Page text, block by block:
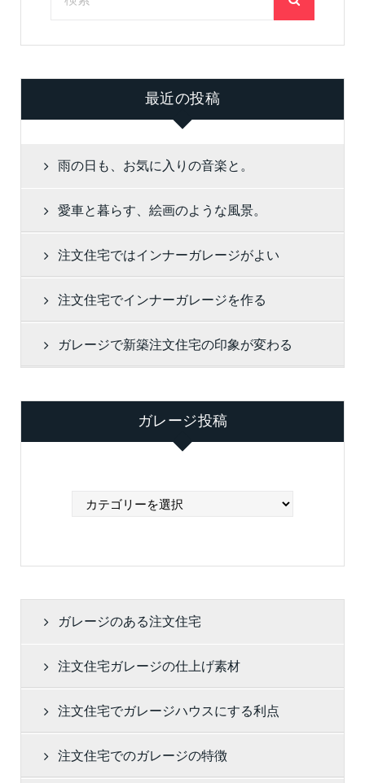
最近の投稿
雨の日も、お気に入りの音楽と。
愛車と暮らす、絵画のような風景。
注文住宅ではインナーガレージがよい
注文住宅でインナーガレージを作る
ガレージで新築注文住宅の印象が変わる
ガレージ投稿
ガ
ジ
ガレージのある注文住宅
注文住宅ガレージの仕上げ素材
注文住宅でガレージハウスにする利点
注文住宅でのガレージの特徴